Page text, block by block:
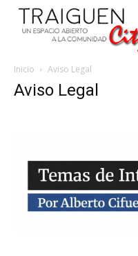
Inicio Aviso Legal
Aviso Legal